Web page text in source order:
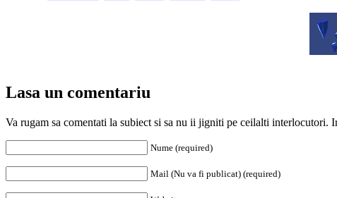
Lasa un comentariu
Va rugam sa comentati la subiect si sa nu ii jigniti pe ceilalti
Nume (required)
Mail (Nu va fi publicat) (required)